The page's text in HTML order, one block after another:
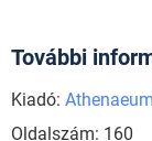
További
Kiadó: Athenaeum
Oldalszám: 160